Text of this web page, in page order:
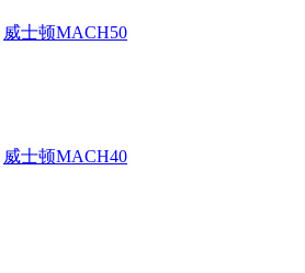
威士顿MACH50
威士顿MACH40